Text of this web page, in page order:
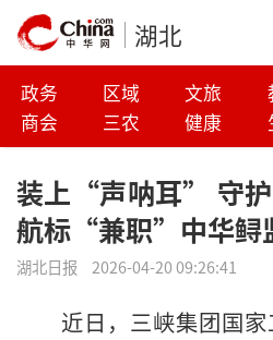
湖北
政务 区域 文旅
商会
三农 健康
装上“声呐耳” 守
航标“兼职”中华鲟
湖北日报 2026-04-20 09:26:41
近日，三峡集团国